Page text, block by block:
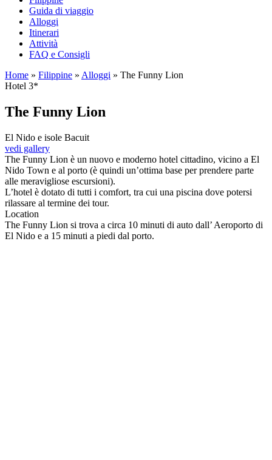
Guida di viaggio
Alloggi
Itinerari
Attività
FAQ e Consigli
Home » Filippine » Alloggi » The Funny Lion
Hotel 3*
The Funny Lion
El Nido e isole Bacuit
vedi gallery
The Funny Lion è un nuovo e moderno hotel cittadino, vicino a El
Nido Town e al porto (è quindi un’ottima base per prendere parte
alle meravigliose escursioni).
L’hotel è dotato di tutti i comfort, tra cui una piscina dove potersi
rilassare al termine dei tour.
Location
The Funny Lion si trova a circa 10 minuti di auto dall’ Aeroporto di
El Nido e a 15 minuti a piedi dal porto.